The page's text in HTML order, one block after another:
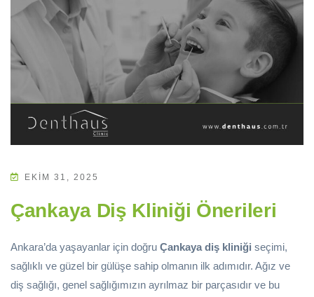
EKIM 31, 2025
Çankaya Diş Kliniği Önerileri
Ankara’da yaşayanlar için doğru Çankaya diş kliniği seçimi,
sağlıklı ve güzel bir gülüşe sahip olmanın ilk adımıdır. Ağız ve
diş sağlığı, genel sağlığımızın ayrılmaz bir parçasıdır ve bu